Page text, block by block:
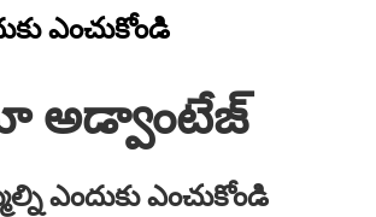
ఎంచుకోండి
అడ్వాంటేజ్
ఎందుకు ఎంచుకోండి